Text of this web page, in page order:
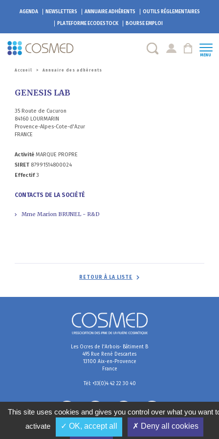
AGENDA NEWSLETTERS ANNUAIRE ADHÉRENTS
OUTILS RÉGLEMENTAIRES
PLATEFORMEECODESTOCK BOURSE EMPLOI
MENU
Accueil > Annuaire des adhérents
GENESIS LAB
35 Route de Cucuron
84160 LOURMARIN
Provence-Alpes-Cote-d'Azur
FRANCE
Activité MARQUE PROPRE
SIRET 87991514800024
Effectif3
CONTACTS DE LA SOCIÉTÉ
Mme Marion BRUNEL - R&D
RETOUR À LA LISTE
Les Ocres de l'Arbois- Bâtiment B
495 Rue René Descartes
13100 Aix-en-Provence
France
Tél: +33(0)4 42 22 30 40
This site uses cookies and gives you control over what you want
activate
✓ OK, accept all ✗ Deny all cookies